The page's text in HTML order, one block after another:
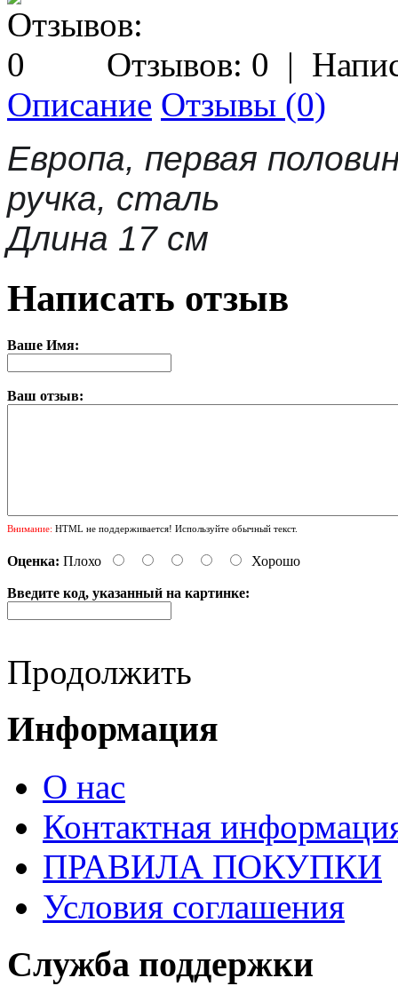
Отзывов: 0 |
Описание Отзывы (0)
Европа, первая
ручка, сталь
Длина 17 см
Написать отзыв
Ваше Имя:
Ваш отзыв:
Внимание: HTML не поддерживается! Используйте обычный текст.
Оценка: Плохо Хорошо
Введите код, указанный на картинке:
Продолжить
Информация
О нас
Контактная
ПРАВИЛА ПОКУПКИ
Условия соглашения
Служба поддержки